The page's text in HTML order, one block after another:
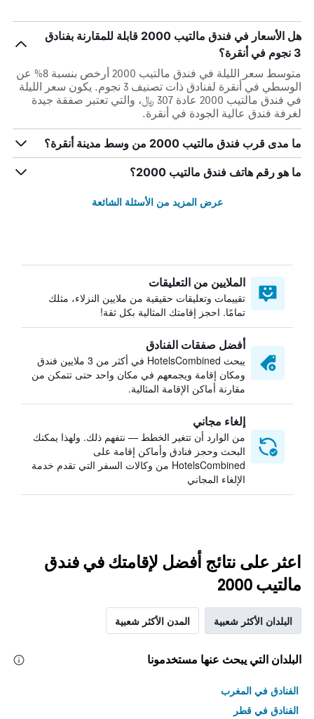
هل الأسعار في فندق مالتيب 2000 قابلة للمقارنة بفنادق
3 نجوم في أنقرة؟
متوسط سعر الليلة في فندق مالتيب 2000 أرخص بنسبة 8% عن
الوسطي في أنقرة لفنادق ذات تصنيف 3 نجوم. يكون سعر الليلة
في فندق مالتيب 2000 عادة 307 ﷼، والتي تعتبر صفقة جيدة
لغرفة فندق عالية الجودة في أنقرة.
ما مدى قرب فندق مالتيب 2000 من وسط مدينة أنقرة؟
ما هو رقم هاتف فندق مالتيب 2000؟
عرض المزيد من الأسئلة الشائعة
الملايين من التعليقات
تقييمات وتعليقات حقيقية من ملايين النزلاء، مثلك
تمامًا. احجز إقامتك المثالية بكل ثقة!
أفضل صفقات الفنادق
يبحث HotelsCombined في أكثر من 3 ملايين فندق
ومكان إقامة ويجمعهم في مكان واحد حتى تتمكن من
مقارنة أماكن الإقامة المثالية.
إلغاء مجاني
من الوارد أن تتغير الخطط — نتفهم ذلك. ولهذا يمكنك
البحث وحجز فنادق وأماكن إقامة على
HotelsCombined من وكالات السفر التي تقدم خدمة
الإلغاء المجاني
اعثر على نتائج أفضل لإقامتك في فندق
مالتيب 2000
البلدان الأكثر شعبية المدن الأكثر شعبية
البلدان التي يبحث عنها مستخدمونا
الفنادق في المغرب
الفنادق في قطر